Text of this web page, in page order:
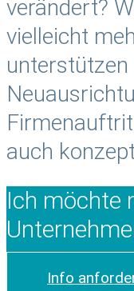
verändert?
vielleicht
unterstützen
auch
Ich möchte
Info